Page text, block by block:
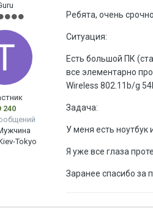
240
Tokyo
Ребята, очень
Ситуация:
Есть большой ПК
все элементарно
Wireless 802.11b/g
Задача:
У меня есть ноутбук
Я уже все глаза
Заранее спасибо за